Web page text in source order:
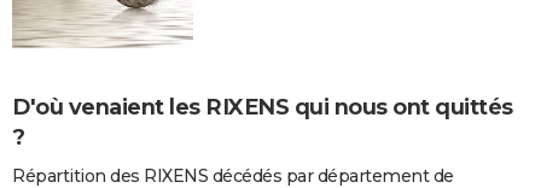
D'où venaient les RIXENS qui nous ont quittés
?
Répartition des RIXENS décédés par département de